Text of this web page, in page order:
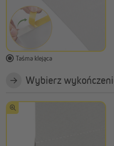
Taśma klejąca
Wybierz